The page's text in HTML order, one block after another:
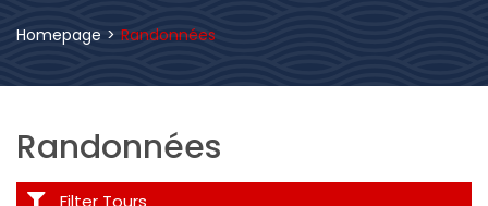
Homepage > Randonnées
Randonnées
Filter Tours